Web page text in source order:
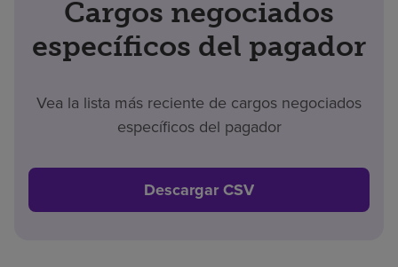
Cargos negociados
específicos del pagador
Vea la lista más reciente de cargos negociados
específicos del pagador
Descargar CSV